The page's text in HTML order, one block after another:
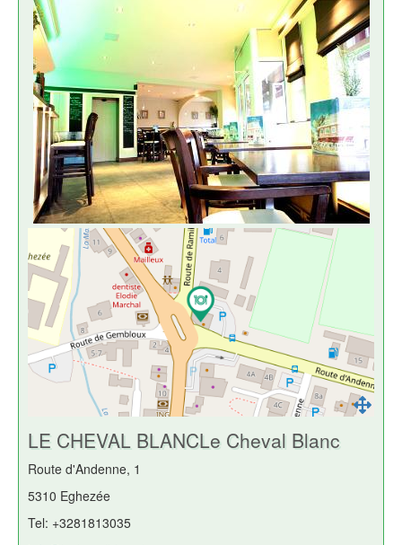
LE CHEVAL BLANCLe Cheval Blanc
Route d'Andenne, 1
5310 Eghezée
Tel: +3281813035